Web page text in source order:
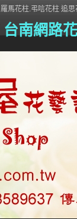
南網路
馬花柱.弔唁花柱 追